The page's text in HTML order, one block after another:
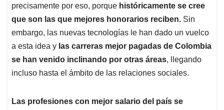
precisamente por eso, porque históricamente se cree
que son las que mejores honorarios reciben. Sin
embargo, las nuevas tecnologías le han dado un vuelco
a esta idea y las carreras mejor pagadas de Colombia
se han venido inclinando por otras áreas, llegando
incluso hasta el ámbito de las relaciones sociales.
Las profesiones con mejor salario del país se